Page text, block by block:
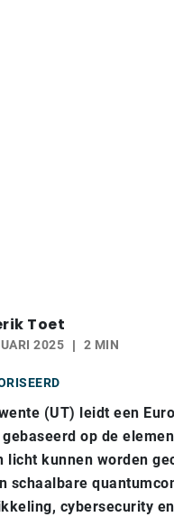
Toet
2025 2 MIN
(UT) leidt een
op de
licht kunnen worden
schaalbare
cybersecurity